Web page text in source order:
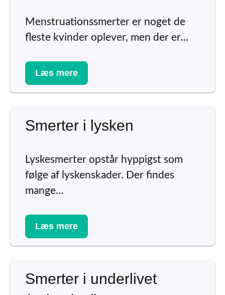
Menstruationssmerter er noget de
fleste kvinder oplever, men der er…
Læs mere
Smerter i lysken
Lyskesmerter opstår hyppigst som
følge af lyskenskader. Der findes
mange…
Læs mere
Smerter i underlivet